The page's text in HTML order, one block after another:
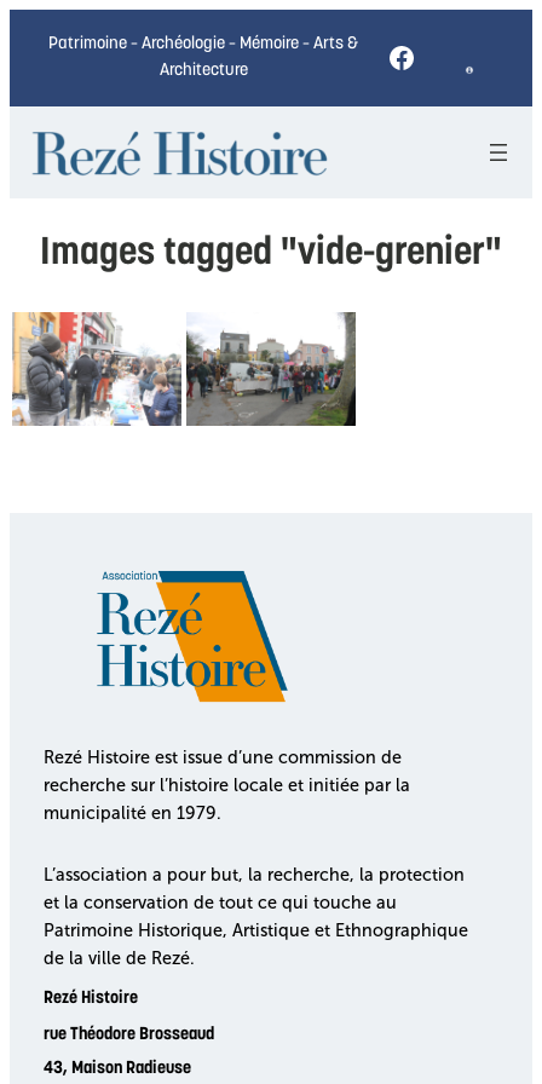
Patrimoine – Archéologie – Mémoire – Arts &
Architecture
Facebook
Images tagged "vide-grenier"
Rezé Histoire est issue d’une commission de
recherche sur l’histoire locale et initiée par la
municipalité en 1979.
L’association a pour but, la recherche, la protection
et la conservation de tout ce qui touche au
Patrimoine Historique, Artistique et Ethnographique
de la ville de Rezé.
Rezé Histoire
rue Théodore Brosseaud
43, Maison Radieuse